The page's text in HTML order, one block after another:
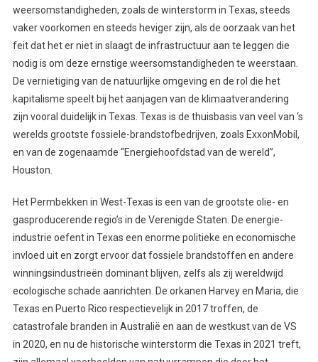
weersomstandigheden, zoals de winterstorm in Texas, steeds
vaker voorkomen en steeds heviger zijn, als de oorzaak van het
feit dat het er niet in slaagt de infrastructuur aan te leggen die
nodig is om deze ernstige weersomstandigheden te weerstaan.
De vernietiging van de natuurlijke omgeving en de rol die het
kapitalisme speelt bij het aanjagen van de klimaatverandering
zijn vooral duidelijk in Texas. Texas is de thuisbasis van veel van ‘s
werelds grootste fossiele-brandstofbedrijven, zoals ExxonMobil,
en van de zogenaamde “Energiehoofdstad van de wereld”,
Houston.
Het Permbekken in West-Texas is een van de grootste olie- en
gasproducerende regio’s in de Verenigde Staten. De energie-
industrie oefent in Texas een enorme politieke en economische
invloed uit en zorgt ervoor dat fossiele brandstoffen en andere
winningsindustrieën dominant blijven, zelfs als zij wereldwijd
ecologische schade aanrichten. De orkanen Harvey en Maria, die
Texas en Puerto Rico respectievelijk in 2017 troffen, de
catastrofale branden in Australië en aan de westkust van de VS
in 2020, en nu de historische winterstorm die Texas in 2021 treft,